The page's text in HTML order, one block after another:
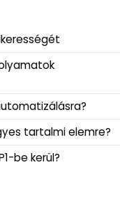
tartalmi elemre?
be kerül?